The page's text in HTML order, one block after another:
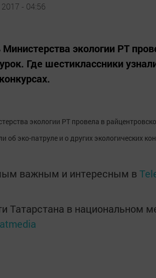
- 04:56
экологии РТ
Где шестиклассники
экологии РТ провела в
об эко-патруле и о других экологических
важным и интересным в
Татарстана в национальном